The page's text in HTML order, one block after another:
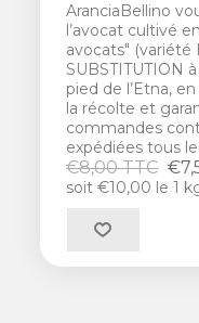
AranciaBellino
l’avocat cultivé
avocats" (variété
SUBSTITUTION
pied de l’Etna,
la récolte et
commandes
expédiées tous
€8,00 TTC
soit €10,00 le 1